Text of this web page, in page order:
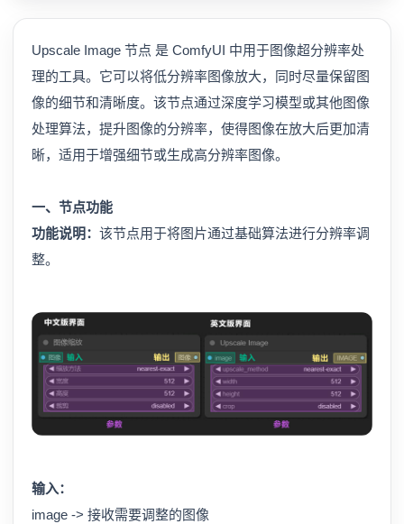
Upscale Image 节点 是 ComfyUI 中用于图像超分辨率处
理的工具。它可以将低分辨率图像放大，同时尽量保留图
像的细节和清晰度。该节点通过深度学习模型或其他图像
处理算法，提升图像的分辨率，使得图像在放大后更加清
晰，适用于增强细节或生成高分辨率图像。
一、节点功能
功能说明： 该节点用于将图片通过基础算法进行分辨率调
整。
输入：
image -> 接收需要调整的图像